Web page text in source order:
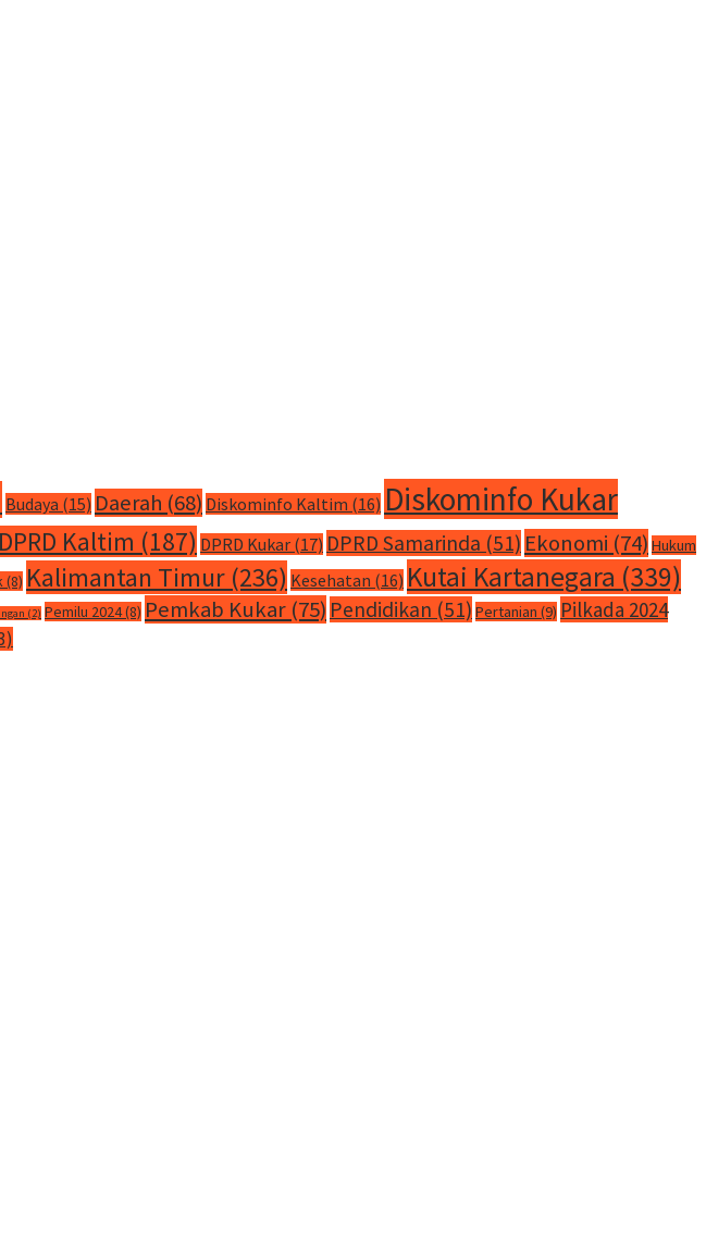
Budaya (15) Daerah (68) Diskominfo Kaltim (16) Diskominfo Kukar
DPRD Kaltim (187) DPRD Kukar (17) DPRD Samarinda (51) Ekonomi (74) Hukum
(8) Kalimantan Timur (236) Kesehatan (16) Kutai Kartanegara (339)
(2) Pemilu 2024(8) Pemkab Kukar (75) Pendidikan (51) Pertanian (9) Pilkada 2024